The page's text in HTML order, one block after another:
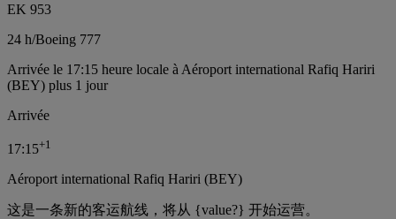
EK 953
24 h/Boeing 777
Arrivée le 17:15 heure locale à Aéroport international Rafiq Hariri
(BEY) plus 1 jour
Arrivée
17:15+1
Aéroport international Rafiq Hariri (BEY)
这是一条新的客运航线，将从 {value?} 开始运营。